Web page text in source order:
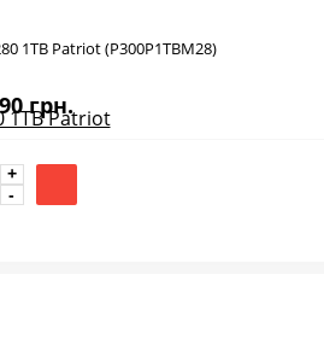
1TB Patriot (P300P1TBM28)
грн.